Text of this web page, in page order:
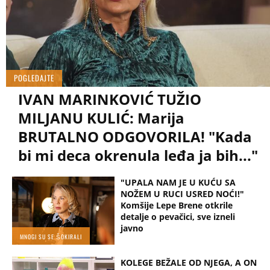
POGLEDAJTE
IVAN MARINKOVIĆ TUŽIO
MILJANU KULIĆ: Marija
BRUTALNO ODGOVORILA! "Kada
bi mi deca okrenula leđa ja bih..."
MNOGI SU SE ŠOKIRALI
"UPALA NAM JE U KUĆU SA
NOŽEM U RUCI USRED NOĆI!"
Komšije Lepe Brene otkrile
detalje o pevačici, sve izneli
javno
KOLEGE BEŽALE OD NJEGA, A ON